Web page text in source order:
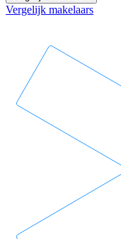
Vergelijk makelaars